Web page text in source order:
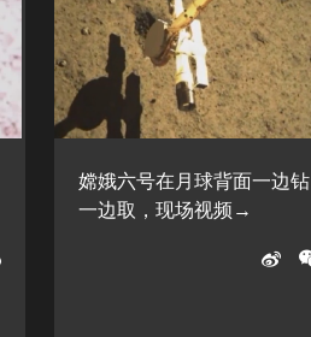
嫦娥六号在月球背面一边钻
一边取，现场视频→